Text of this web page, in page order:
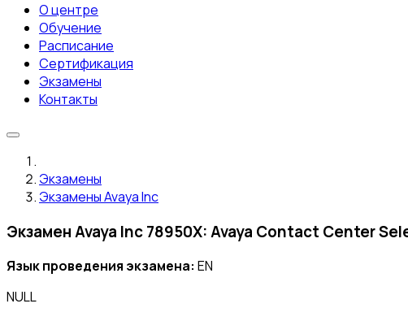
О центре
Обучение
Расписание
Сертификация
Экзамены
Контакты
Экзамены
Экзамены Avaya Inc
Экзамен Avaya Inc 78950X: Avaya Contact Center
Язык проведения экзамена: EN
NULL